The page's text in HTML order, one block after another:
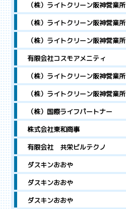
（株）ライトクリーン阪神営業所
（株）ライトクリーン阪神営業所
（株）ライトクリーン阪神営業所
有限会社コスモアメニティ
（株）ライトクリーン阪神営業所
（株）ライトクリーン阪神営業所
（株）国際ライフパートナー
株式会社東和商事
有限会社 共栄ビルテクノ
ダスキンおおや
ダスキンおおや
ダスキンおおや